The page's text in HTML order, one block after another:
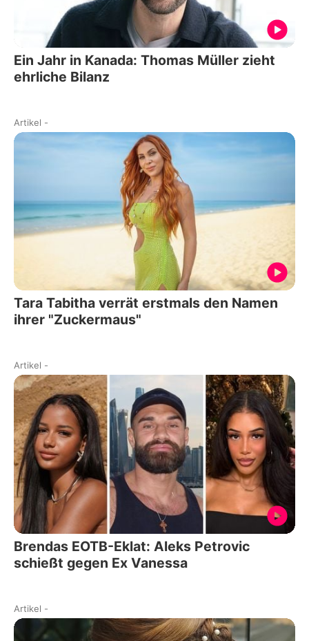
Ein Jahr in Kanada: Thomas Müller zieht
ehrliche Bilanz
Artikel -
Tara Tabitha verrät erstmals den Namen
ihrer "Zuckermaus"
Artikel -
Brendas EOTB-Eklat: Aleks Petrovic
schießt gegen Ex Vanessa
Artikel -